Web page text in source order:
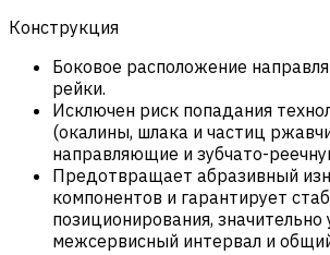
Конструкция
Боковое расположение
рейки.
Исключен риск попадания
(окалины, шлака и частиц
направляющие и зубчато-
Предотвращает абразивный
компонентов и гарантирует
позиционирования, значительно
межсервисный интервал и